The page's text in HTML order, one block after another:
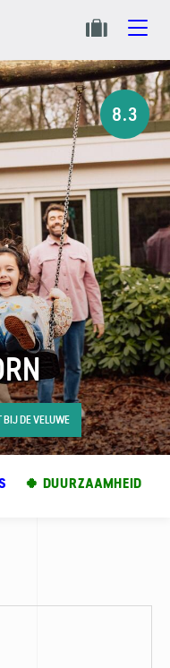
BIJ DE VELUWE
8.3
🍀 DUURZAAMHEID